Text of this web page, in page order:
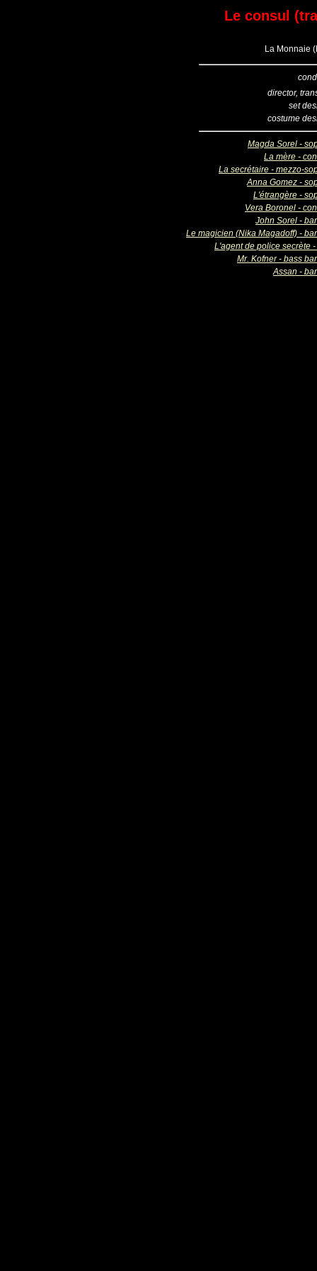
Le consul
La Monnaie
director,
set
costume
Magda Sorel -
La mère -
La secrétaire - mezzo-
Anna Gomez -
L'étrangère -
Vera Boronel -
John Sorel -
Le magicien (Nika Magadoff) -
L'agent de police secrète
Mr. Kofner - bass
Assan -